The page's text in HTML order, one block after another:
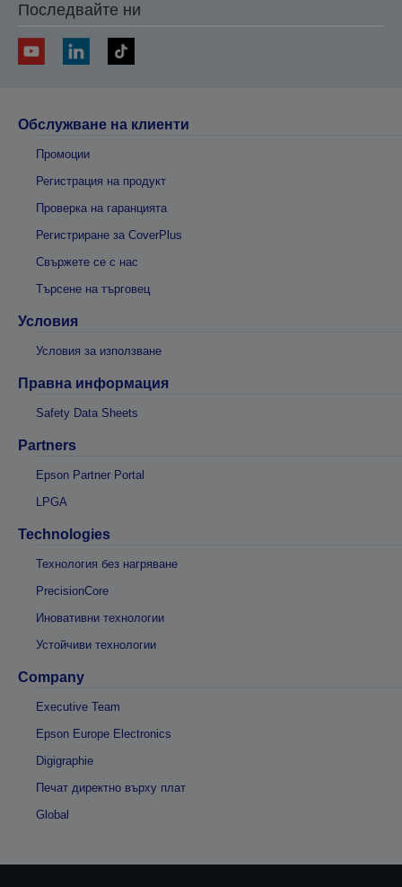
Последвайте ни
Обслужване на клиенти
Промоции
Регистрация на продукт
Проверка на гаранцията
Регистриране за CoverPlus
Свържете се с нас
Търсене на търговец
Условия
Условия за използване
Правна информация
Safety Data Sheets
Partners
Epson Partner Portal
LPGA
Technologies
Технология без нагряване
PrecisionCore
Иновативни технологии
Устойчиви технологии
Company
Executive Team
Epson Europe Electronics
Digigraphie
Печат директно върху плат
Global